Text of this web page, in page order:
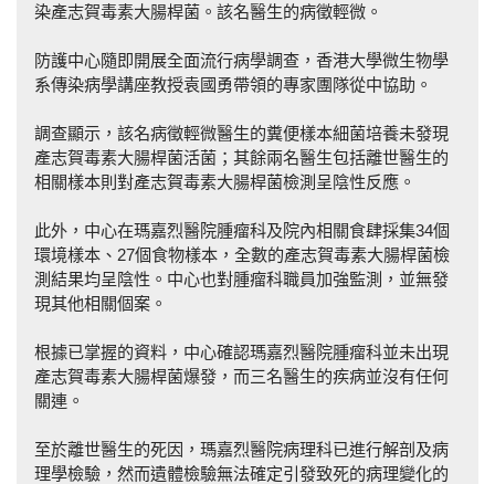
染產志賀毒素大腸桿菌。該名醫生的病徵輕微。
防護中心隨即開展全面流行病學調查，香港大學微生物學
系傳染病學講座教授袁國勇帶領的專家團隊從中協助。
調查顯示，該名病徵輕微醫生的糞便樣本細菌培養未發現
產志賀毒素大腸桿菌活菌；其餘兩名醫生包括離世醫生的
相關樣本則對產志賀毒素大腸桿菌檢測呈陰性反應。
此外，中心在瑪嘉烈醫院腫瘤科及院內相關食肆採集34個
環境樣本、27個食物樣本，全數的產志賀毒素大腸桿菌檢
測結果均呈陰性。中心也對腫瘤科職員加強監測，並無發
現其他相關個案。
根據已掌握的資料，中心確認瑪嘉烈醫院腫瘤科並未出現
產志賀毒素大腸桿菌爆發，而三名醫生的疾病並沒有任何
關連。
至於離世醫生的死因，瑪嘉烈醫院病理科已進行解剖及病
理學檢驗，然而遺體檢驗無法確定引發致死的病理變化的